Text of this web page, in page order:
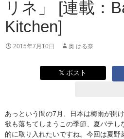
リネ」 [連載：
Kitchen]
2015年7月10日 奥 はる奈
𝕏 ポスト
あっという間の7月、日本は梅雨が開
欲も落ちてしまうこの季節、夏バテし
的に取り入れたいですね。今回は夏